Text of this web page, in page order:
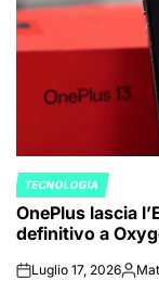
POSTED
IN
TECNOLOGIA
OnePlus lascia
definitivo a
onLuglio 17, 2026